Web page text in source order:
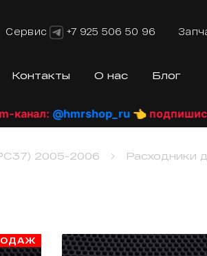
Сервис +7 925 506 50 96
Контакты О нас Блог
👈 подпишись!!
2005-2006 Расходники